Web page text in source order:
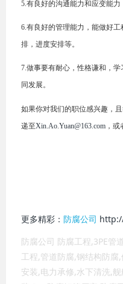
5.有良好的沟通能力和应变能力
6.有良好的管理能力，能做好
排，进度安排等。
7.做事要有耐心，性格谦和，
同发展。
如果你对我们的职位感兴趣，
递至Xin.Ao.Yuan@163.com ，
更多精彩： 防腐公司
防腐公司 防腐工程,3PE管
工程,管道防腐,钢结构防腐
安装,电力承修,水下清洗,